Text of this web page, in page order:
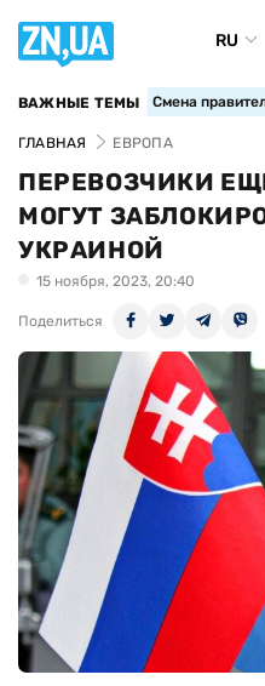
RU
ВАЖНЫЕ ТЕМЫ Смена
ГЛАВНАЯ ЕВРОПА
ПЕРЕВОЗЧИКИ
МОГУТ
УКРАИНОЙ
15 ноября, 2023, 20:40
Поделиться